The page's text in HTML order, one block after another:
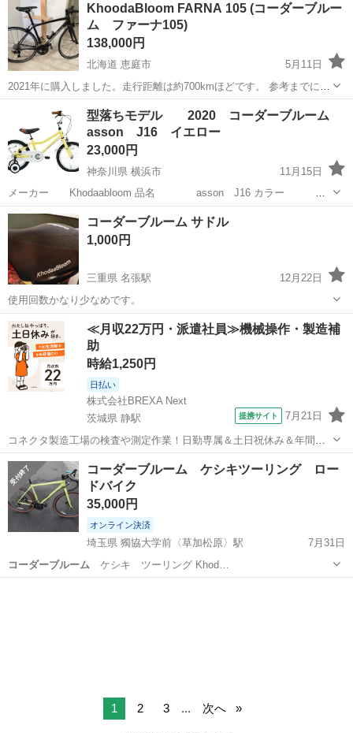
KhoodaBloom FARNA 105 (コーダーブルー
ム ファーナ105)
138,000円
北海道 恵庭市
5月11日
2021年に購入しました。走行距離は約700kmほどです。 参考までに、
2022年現在新品購入価格は完成車で￥192,500（税込み）となっており
プが傷つ...
恵庭市 自転車
型落ちモデル 2020 コーダーブルーム
asson J16 イエロー
23,000円
神奈川県 横浜市
11月15日
メーカー Khodaabloom 品名 asson J16 カラー イ
エロー 年式 2020 身長 95cm～ 補助輪付き （スタンドは別
売り） ジモティ特別価格 ￥23,000(...
神奈川 横浜市 その他 asson
コーダーブルーム サドル
1,000円
三重県 名張駅
12月22日
使用回数かなり少なめです。
三重 名張市 名張駅 自転車 コーダーブルーム
≪月収22万円・派遣社員≫機械操作・製造補
助
時給1,250円
日払い
株式会社BREXA Next
茨城県 静駅
提携サイト 7月21日
コネクタ製造工場の検査や測定作業！日勤専属＆土日祝休み＆年間休
日128日★クリーンルーム内作業★マイカー通勤OK＆無料駐車場あり
★就業先食堂利用可！日払い制度あり！《茨城県常陸大宮市》 人気の
工場のお仕事 ◇コネクタ製造工...
茨城 常陸大宮市 静駅
コーダーブルーム ケシキツーリング ロー
ドバイク
35,000円
オンライン決済
埼玉県 獨協大学前〈草加松原〉駅
7月31日
コーダーブルーム ケシキ ツーリング Khod…
1 2 3 ... 次へ